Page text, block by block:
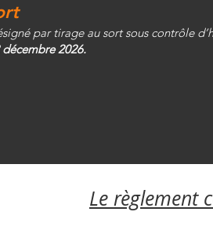
par tirage au sort sous contrôle
2026.
Le règlement